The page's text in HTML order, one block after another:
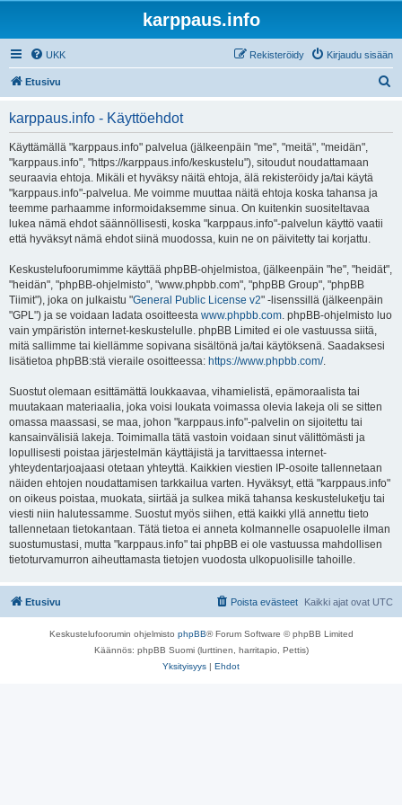
karppaus.info
UKK Kirjaudu sisään
Rekisteröidy
Etusivu
karppaus.info - Käyttöehdot
Käyttämällä "karppaus.info" palvelua (jälkeenpäin "me", "meitä", "meidän",
"karppaus.info", "https://karppaus.info/keskustelu"), sitoudut noudattamaan
seuraavia ehtoja. Mikäli et hyväksy näitä ehtoja, älä rekisteröidy ja/tai käytä
"karppaus.info"-palvelua. Me voimme muuttaa näitä ehtoja koska tahansa ja
teemme parhaamme informoidaksemme sinua. On kuitenkin suositeltavaa
lukea nämä ehdot säännöllisesti, koska "karppaus.info"-palvelun käyttö vaatii
että hyväksyt nämä ehdot siinä muodossa, kuin ne on päivitetty tai korjattu.
Keskustelufoorumimme käyttää phpBB-ohjelmistoa, (jälkeenpäin "he", "heidät",
"heidän", "phpBB-ohjelmisto", "www.phpbb.com", "phpBB Group", "phpBB
Tiimit"), joka on julkaistu "General Public License v2" -lisenssillä (jälkeenpäin
"GPL") ja se voidaan ladata osoitteesta www.phpbb.com. phpBB-ohjelmisto luo
vain ympäristön internet-keskustelulle. phpBB Limited ei ole vastuussa siitä,
mitä sallimme tai kiellämme sopivana sisältönä ja/tai käytöksenä. Saadaksesi
lisätietoa phpBB:stä vieraile osoitteessa: https://www.phpbb.com/.
Suostut olemaan esittämättä loukkaavaa, vihamielistä, epämoraalista tai
muutakaan materiaalia, joka voisi loukata voimassa olevia lakeja oli se sitten
omassa maassasi, se maa, johon "karppaus.info"-palvelin on sijoitettu tai
kansainvälisiä lakeja. Toimimalla tätä vastoin voidaan sinut välittömästi ja
lopullisesti poistaa järjestelmän käyttäjistä ja tarvittaessa internet-
yhteydentarjoajaasi otetaan yhteyttä. Kaikkien viestien IP-osoite tallennetaan
näiden ehtojen noudattamisen tarkkailua varten. Hyväksyt, että "karppaus.info"
on oikeus poistaa, muokata, siirtää ja sulkea mikä tahansa keskusteluketju tai
viesti niin halutessamme. Suostut myös siihen, että kaikki yllä annettu tieto
tallennetaan tietokantaan. Tätä tietoa ei anneta kolmannelle osapuolelle ilman
suostumustasi, mutta "karppaus.info" tai phpBB ei ole vastuussa mahdollisen
tietoturvamurron aiheuttamasta tietojen vuodosta ulkopuolisille tahoille.
Etusivu Kaikki ajat ovat UTC
Poista evästeet
Keskustelufoorumin ohjelmisto phpBB® Forum Software © phpBB Limited
Käännös: phpBB Suomi (lurttinen, harritapio, Pettis)
Yksityisyys | Ehdot